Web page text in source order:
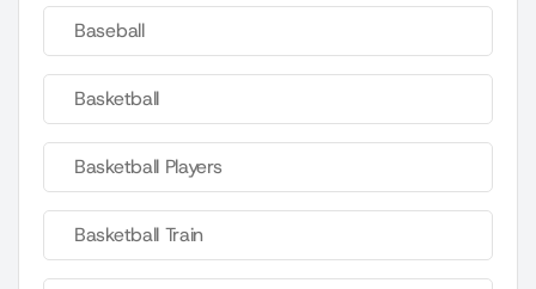
Baseball
Basketball
Basketball Players
Basketball Train